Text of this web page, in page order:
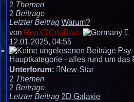
2 Themen
2 Beiträge
Letzter Beitrag Warum?
von RonXTCdaBass
12.01.2025, 04:55
Hauptkategorie - alles rund um
Unterforum:
New-Star
2 Themen
2 Beiträge
Letzter Beitrag 2D Galaxie